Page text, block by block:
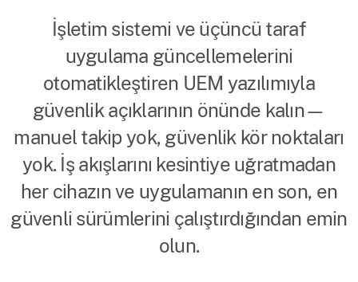
İşletim sistemi ve üçüncü taraf
uygulama güncellemelerini
otomatikleştiren UEM yazılımıyla
güvenlik açıklarının önünde kalın—
manuel takip yok, güvenlik kör noktaları
yok. İş akışlarını kesintiye uğratmadan
her cihazın ve uygulamanın en son, en
güvenli sürümlerini çalıştırdığından emin
olun.